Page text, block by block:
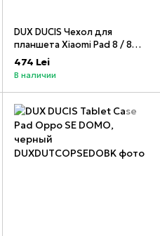
DUX DUCIS Чехол для
планшета Xiaomi Pad 8 / 8
Pro / 7 / 7 Pro DOMO, черный
474 Lei
В наличии